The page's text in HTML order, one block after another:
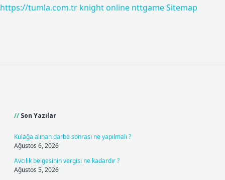
https://tumla.com.tr knight online nttgameSitemap
Son Yazılar
Kulağa alınan darbe sonrası ne yapılmalı ?
Ağustos 6, 2026
Avcılık belgesinin vergisi ne kadardır ?
Ağustos 5, 2026